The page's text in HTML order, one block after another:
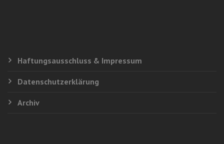
Haftungsausschluss & Impressum
Datenschutzerklärung
Archiv